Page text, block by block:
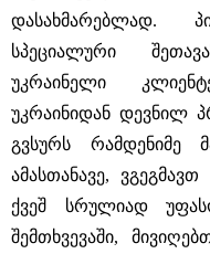
დასახმარებლად.
სპეციალური
უკრაინელი
უკრაინიდან დევნილ
გვსურს რამდენიმე
ამასთანავე,
ქვეშ სრულიად
შემთხვევაში,